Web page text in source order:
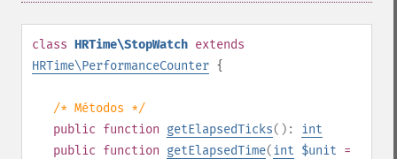
class HRTime\StopWatch extends
HRTime\PerformanceCounter {
/* Métodos */
public function getElapsedTicks(): int
public function getElapsedTime(int $unit =